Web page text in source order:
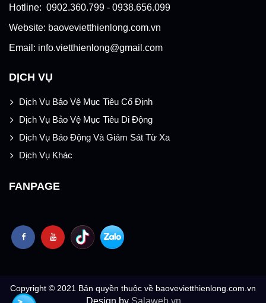
Hotline: 0902.360.799 - 0938.656.099
Website: baovevietthienlong.com.vn
Email: info.vietthienlong@gmail.com
DỊCH VỤ
Dịch Vụ Bảo Vệ Mục Tiêu Cố Định
Dịch Vụ Bảo Vệ Mục Tiêu Di Động
Dịch Vụ Báo Động Và Giám Sát Từ Xa
Dịch Vụ Khác
FANPAGE
Copyright © 2021 Bản quyền thuộc về baovevietthienlong.com.vn
Design by Salaweb.vn